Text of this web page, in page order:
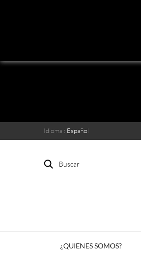
Idioma : Español
Buscar
¿QUIENES SOMOS?